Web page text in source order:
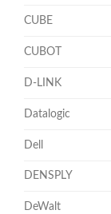
CUBE
CUBOT
D-LINK
Datalogic
Dell
DENSPLY
DeWalt